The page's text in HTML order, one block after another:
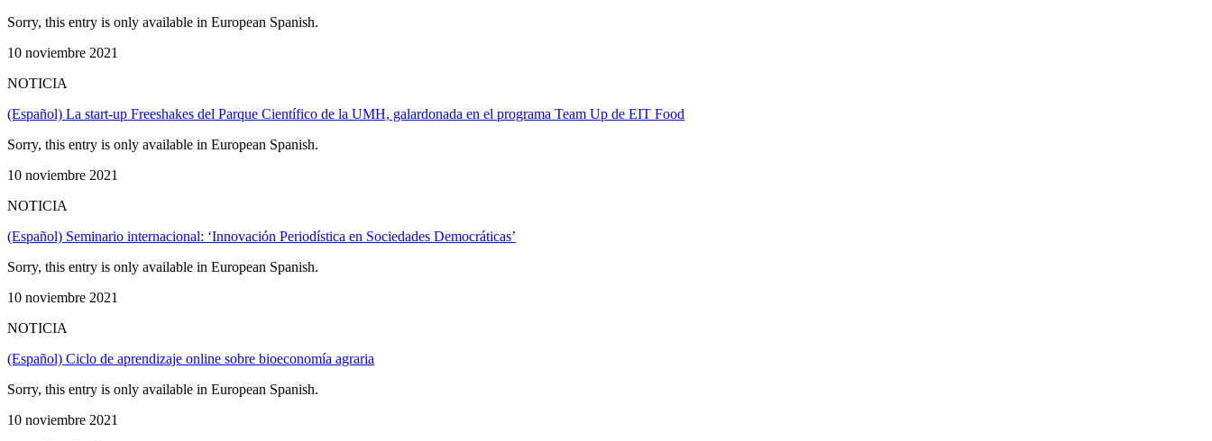
Sorry, this entry is only available in European Spanish.
10 noviembre 2021
NOTICIA
(Español) La start-up Freeshakes del Parque Científico de la UMH, galardonada en el programa Team Up de EIT Food
Sorry, this entry is only available in European Spanish.
10 noviembre 2021
NOTICIA
(Español) Seminario internacional: ‘Innovación Periodística en Sociedades Democráticas’
Sorry, this entry is only available in European Spanish.
10 noviembre 2021
NOTICIA
(Español) Ciclo de aprendizaje online sobre bioeconomía agraria
Sorry, this entry is only available in European Spanish.
10 noviembre 2021